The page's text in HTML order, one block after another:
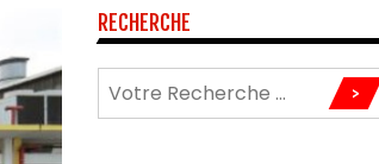
RECHERCHE
>